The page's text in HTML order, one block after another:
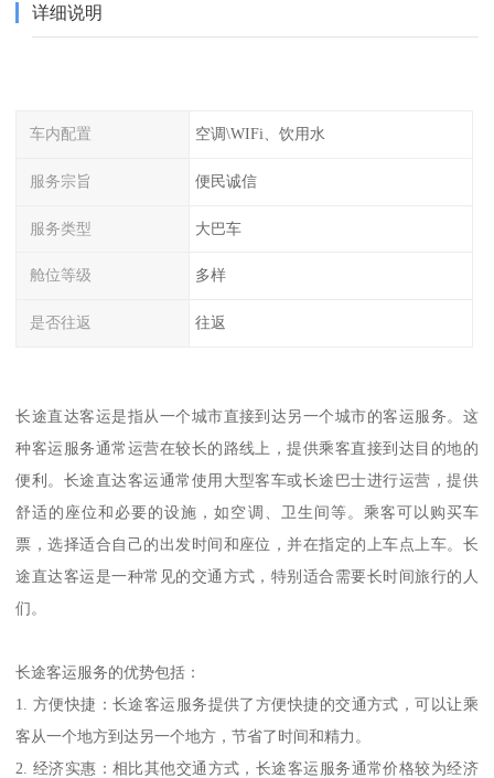
详细说明
车内配置 空调\WIFi、饮用水
服务宗旨 便民诚信
服务类型 大巴车
舱位等级 多样
是否往返 往返
长途直达客运是指从一个城市直接到达另一个城市的客运服务。这
种客运服务通常运营在较长的路线上，提供乘客直接到达目的地的
便利。长途直达客运通常使用大型客车或长途巴士进行运营，提供
舒适的座位和必要的设施，如空调、卫生间等。乘客可以购买车
票，选择适合自己的出发时间和座位，并在指定的上车点上车。长
途直达客运是一种常见的交通方式，特别适合需要长时间旅行的人
们。
长途客运服务的优势包括：
1. 方便快捷：长途客运服务提供了方便快捷的交通方式，可以让乘
客从一个地方到达另一个地方，节省了时间和精力。
2. 经济实惠：相比其他交通方式，长途客运服务通常价格较为经济